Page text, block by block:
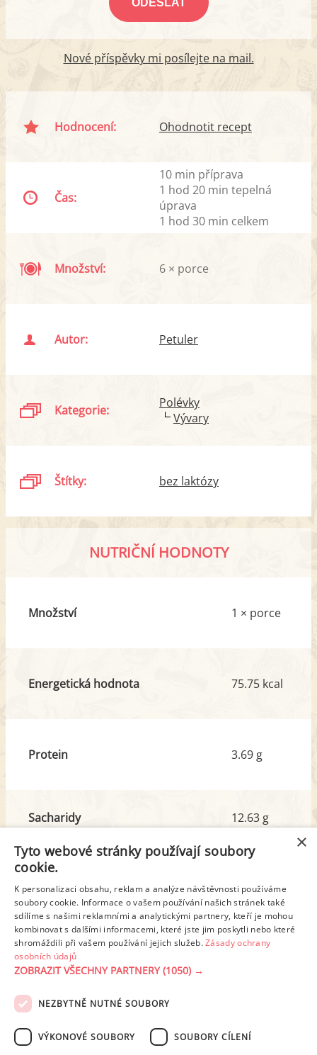
Nové příspěvky mi posílejte na mail.
Hodnocení: Ohodnotit recept
Čas:
10 min příprava
1 hod 20 min tepelná
úprava
1 hod 30 min celkem
Množství: 6 × porce
Autor: Petuler
Kategorie:
Polévky
Vývary
Štítky: bez laktózy
NUTRIČNÍ HODNOTY
Množství 1 × porce
Energetická hodnota 75.75 kcal
Protein 3.69 g
Sacharidy
z toho cukr
12.63 g
4.14 g
Tuk
z toho nas. mastné kyseliny
1.13 g
0.32 g
Detailní rozpis
PODMÍNKY UŽITÍ ZÁSADY OCHRANY OSOBNÍCH ÚDAJŮ
NASTAVENÍ COOKIES
×
Tyto webové stránky používají soubory
cookie.
K personalizaci obsahu, reklam a analýze návštěvnosti používáme
soubory cookie. Informace o vašem používání našich stránek také
sdílíme s našimi reklamními a analytickými partnery, kteří je mohou
kombinovat s dalšími informacemi, které jste jim poskytli nebo které
shromáždili při vašem používání jejich služeb.Zásady ochrany
osobních údajů
ZOBRAZIT VŠECHNY PARTNERY(1050) →
NEZBYTNĚ NUTNÉ SOUBORY
VÝKONOVÉ SOUBORY SOUBORY CÍLENÍ